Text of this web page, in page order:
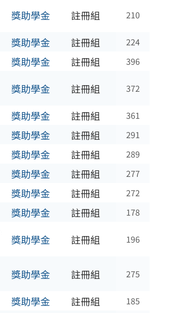
獎助學金 註冊組 210
獎助學金 註冊組 224
獎助學金 註冊組 396
獎助學金 註冊組 372
獎助學金 註冊組 361
獎助學金 註冊組 291
獎助學金 註冊組 289
獎助學金 註冊組 277
獎助學金 註冊組 272
獎助學金 註冊組 178
獎助學金 註冊組 196
獎助學金 註冊組 275
獎助學金 註冊組 185